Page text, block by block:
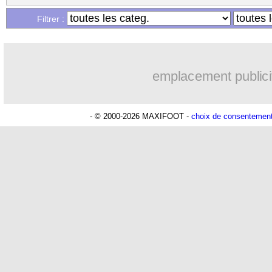
Filtrer :
emplacement
- © 2000-2026 MAXIFOOT - choix de